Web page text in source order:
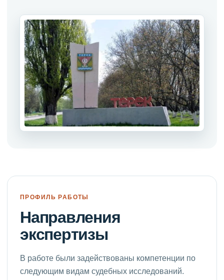
ПРОФИЛЬ РАБОТЫ
Направления
экспертизы
В работе были задействованы компетенции по
следующим видам судебных исследований.